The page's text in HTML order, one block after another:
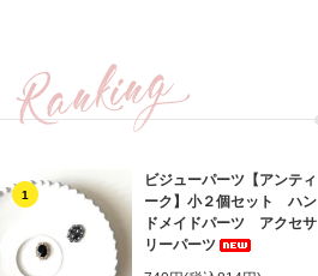
1
ビジューパーツ【アンティ
ーク】小２個セット ハン
ドメイドパーツ アクセサ
リーパーツ